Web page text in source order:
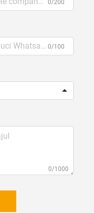
0/200
0/100
0/1000